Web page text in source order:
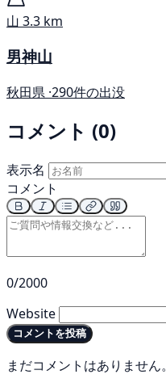
山 3.3 km
男神山
秋田県 ·290件の出没
コメント (0)
表示名
コメント
0/2000
Website
コメントを投稿
まだコメントはありません。